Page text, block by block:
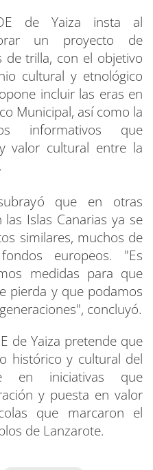
de Yaiza insta al
un proyecto de
de trilla, con el objetivo
cultural y etnológico
incluir las eras en
Municipal, así como la
informativos que
valor cultural entre la
que en otras
Islas Canarias ya se
similares, muchos de
europeos. "Es
medidas para que
pierda y que podamos
concluyó.
de Yaiza pretende que
histórico y cultural del
en iniciativas que
y puesta en valor
que marcaron el
de Lanzarote.